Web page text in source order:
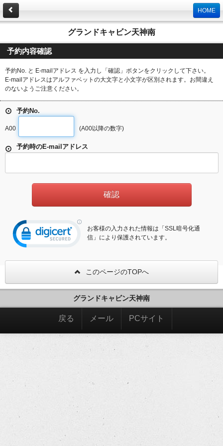
HOME
グランドキャビン天神南
予約内容確認
予約No. と E-mailアドレス を入力し「確認」ボタンをクリックして下さい。
E-mailアドレスはアルファベットの大文字と小文字が区別されます。お間違え
のないようご注意ください。
予約No.
A00 (A00以降の数字)
予約時のE-mailアドレス
お客様の入力された情報は「SSL暗号化通
信」により保護されています。
このページのTOPへ
グランドキャビン天神南
戻る メール PCサイト